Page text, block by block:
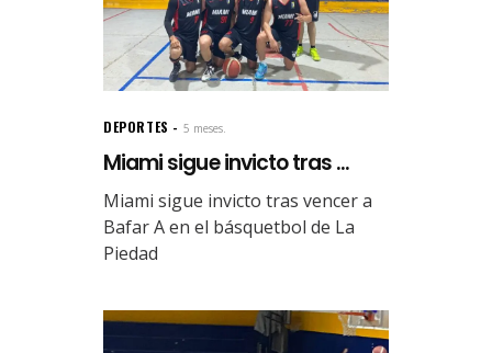
DEPORTES 5 meses.
Miami sigue invicto tras ...
Miami sigue invicto tras vencer a
Bafar A en el básquetbol de La
Piedad